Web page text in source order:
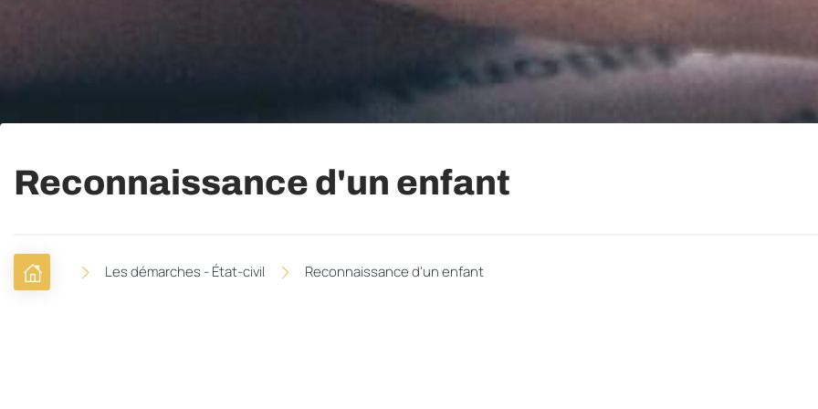
Reconnaissance d'un enfant
FAccueil Les démarches - État-civil Reconnaissance d'un enfant